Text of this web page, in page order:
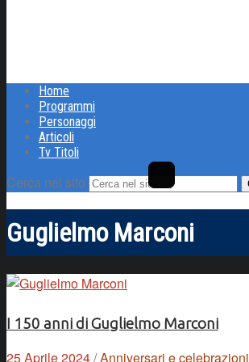
Home
Programmi
Personaggi
Articoli
Tv Titoli
Cerca nel sito
Guglielmo Marconi
I 150 anni di Guglielmo Marconi
25 Aprile 2024/Anniversari e celebrazioni